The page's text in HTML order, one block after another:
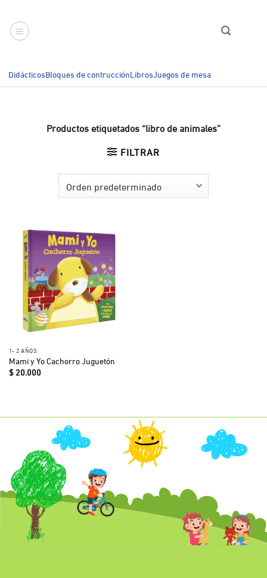
contenido
DidácticosBloques de contrucciónLibrosJuegos de mesa
Productos etiquetados “libro de animales”
FILTRAR
1- 2 AÑOS
Mami y Yo Cachorro Juguetón
$20.000